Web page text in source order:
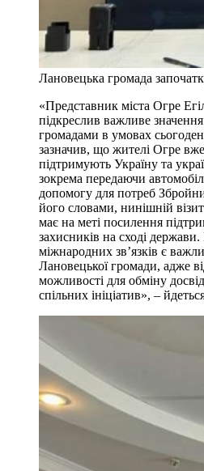
Лановецька громада
«Представник міста Огре
підкреслив важливе
громадами в умовах
зазначив, що жителі Огре вже
підтримують Україну та
зокрема передаючи
допомогу для потреб
його словами, нинішній
має на меті посилення
захисників на сході
міжнародних зв’язків є
Лановецької громади, адже
можливості для обміну
спільних ініціатив», –